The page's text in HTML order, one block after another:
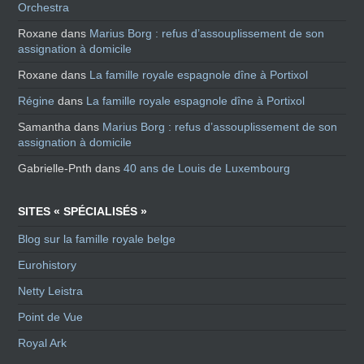
Orchestra
Roxane dans Marius Borg : refus d’assouplissement de son
assignation à domicile
Roxane dans La famille royale espagnole dîne à Portixol
Régine dans La famille royale espagnole dîne à Portixol
Samantha dans Marius Borg : refus d’assouplissement de son
assignation à domicile
Gabrielle-Pnth dans40 ans de Louis de Luxembourg
SITES « SPÉCIALISÉS »
Blog sur la famille royale belge
Eurohistory
Netty Leistra
Point de Vue
Royal Ark